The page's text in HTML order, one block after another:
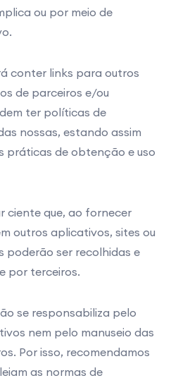
ou por meio de
conter links para outros
de parceiros e/ou
ter políticas de
nossas, estando assim
práticas de obtenção e uso
ciente que, ao fornecer
outros aplicativos, sites ou
poderão ser recolhidas e
por terceiros.
se responsabiliza pelo
nem pelo manuseio das
Por isso, recomendamos
as normas de